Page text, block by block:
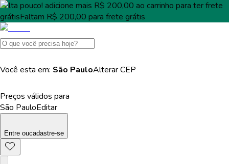
Falta pouco! adicione mais R$ 200,00 ao carrinho para terfrete
grátisFaltam R$ 200,00 para frete grátis
Você esta em: São PauloAlterarCEP
Preços válidos para
São PauloEditar
Entre oucadastre-se